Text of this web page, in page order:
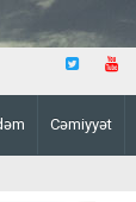
Cəmiyyət